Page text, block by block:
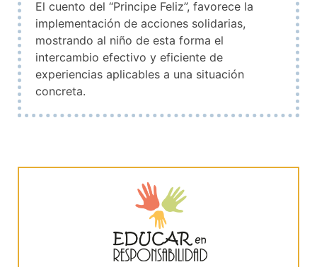
El cuento del “Principe Feliz”, favorece la
implementación de acciones solidarias,
mostrando al niño de esta forma el
intercambio efectivo y eficiente de
experiencias aplicables a una situación
concreta.